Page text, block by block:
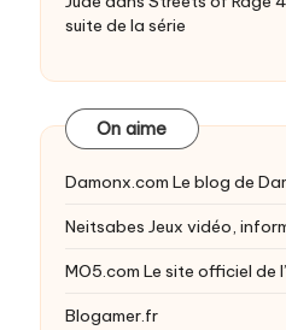
suite de la série
On aime
Damonx.com Le blog de
Neitsabes Jeux vidéo,
MO5.com Le site officiel de
Blogamer.fr